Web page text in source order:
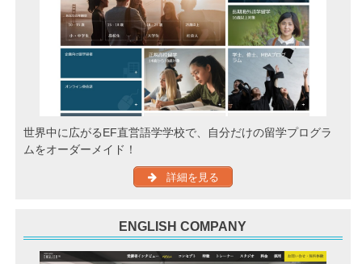
世界中に広がるEF直営語学学校で、自分だけの留学プログラ
ムをオーダーメイド！
詳細を見る
ENGLISH COMPANY